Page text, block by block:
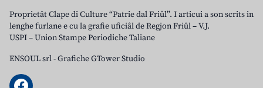
Proprietât Clape di Culture “Patrie dal Friûl”. I articui a son scrits in
lenghe furlane e cu la grafie uficiâl de Regjon Friûl – V.J.
USPI – Union Stampe Periodiche Taliane
ENSOUL srl-Grafiche GTower Studio